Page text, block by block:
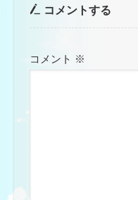
コメントする
コメント ※